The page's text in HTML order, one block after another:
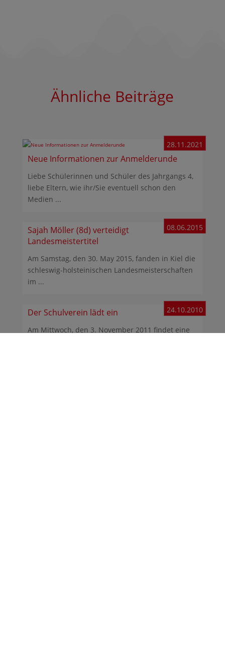
Ähnliche Beiträge
Neue Informationen zur Anmelderunde
28.11.2021
Liebe Schülerinnen und Schüler des Jahrgangs 4,
liebe Eltern, wie ihr/Sie eventuell schon den
Medien ...
Sajah Möller (8d) verteidigt
Landesmeistertitel
08.06.2015
Am Samstag, den 30. May 2015, fanden in Kiel die
schleswig-holsteinischen Landesmeisterschaften
im ...
Der Schulverein lädt ein 24.10.2010
Am Mittwoch, den 3. November 2011 findet eine